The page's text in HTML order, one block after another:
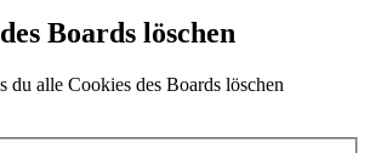
Boards löschen
du alle Cookies des Boards löschen